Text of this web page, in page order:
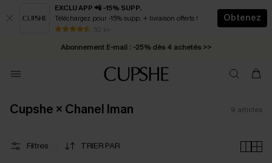
EXCLU APP 📲 -15% SUPP.
Téléchargez pour -15% supp. + livraison offerts !
50 k+
Obtenez
* Livraison éclair 2-3 jours ouvrés >>
Abonnement E-mail : -25% dès 4 achetés >>
Cupshe × Chanel Iman 9 articles
Filtres TRIER PAR